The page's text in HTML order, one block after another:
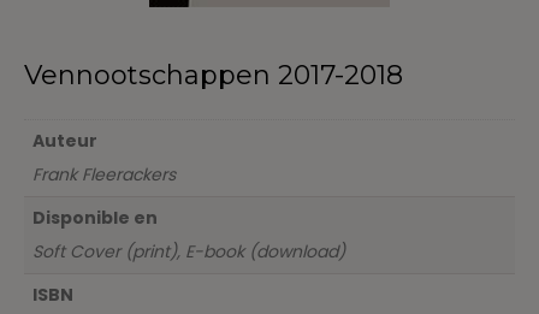
Vennootschappen 2017-2018
Auteur
Frank Fleerackers
Disponible en
Soft Cover (print), E-book (download)
ISBN